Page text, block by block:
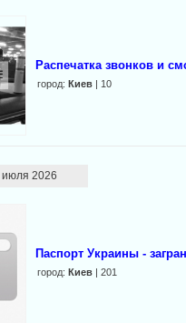
Распечатка звонков и
город: Киев| 10
2026
Паспорт Украины -
город: Киев| 201